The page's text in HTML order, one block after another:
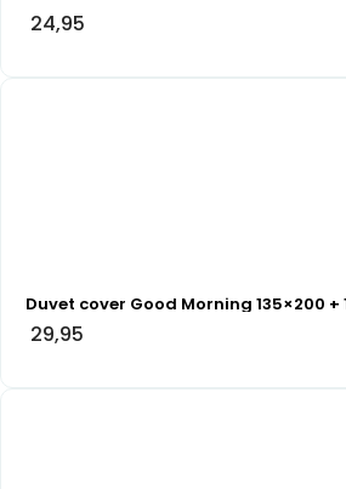
24,95
Duvet cover Good Morning 135×200 +
29,95